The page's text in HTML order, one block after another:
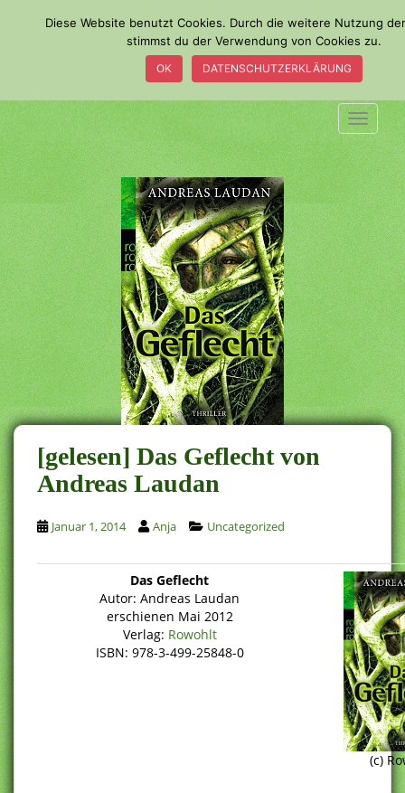
o
m
a
i
n
c
o
n
t
e
n
t
[gelesen] Das Geflecht von
Andreas Laudan
Januar 1, 2014 Anja Uncategorized
Das Geflecht
Autor: Andreas Laudan
erschienen Mai 2012
Verlag: Rowohlt
ISBN: 978-3-499-25848-0
(c)
Diese Website benutzt Cookies. Durch die weitere Nutzung
stimmst du der Verwendung von Cookies zu.
OK DATENSCHUTZERKLÄRUNG